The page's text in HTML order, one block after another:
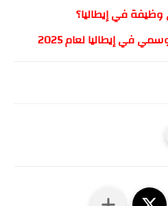
في إيطاليا؟
في إيطاليا لعام 2025